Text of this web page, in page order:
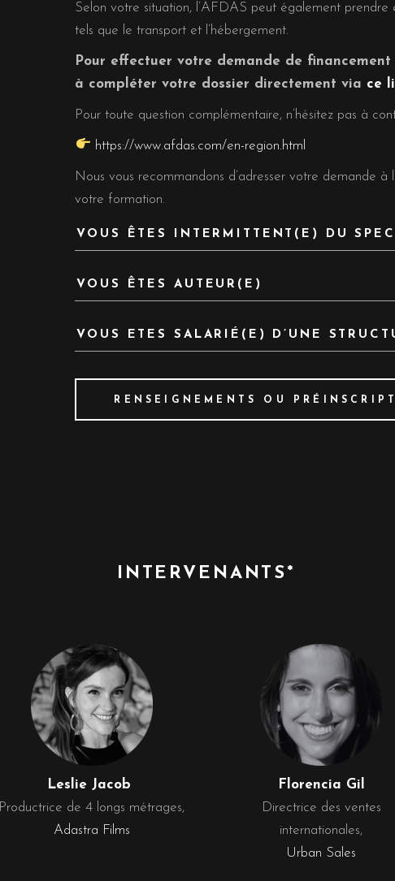
Selon votre situation, l’AFDAS peut également
tels que le transport et l’hébergement.
Pour effectuer votre demande de financement
à compléter votre dossier directement via ce
Pour toute question complémentaire, n’hésitez pas à
https://www.afdas.com/en-region.html
Nous vous recommandons d’adresser votre demande à
votre formation.
VOUS ÊTES INTERMITTENT(E) DU
VOUS ÊTES AUTEUR(E)
VOUS ETES SALARIÉ(E) D’UNE
RENSEIGNEMENTS OU
INTERVENANTS*
Leslie Jacob
Productrice de 4 longs métrages,
Adastra Films
Florencia Gil
Directrice des ventes
internationales,
Urban Sales